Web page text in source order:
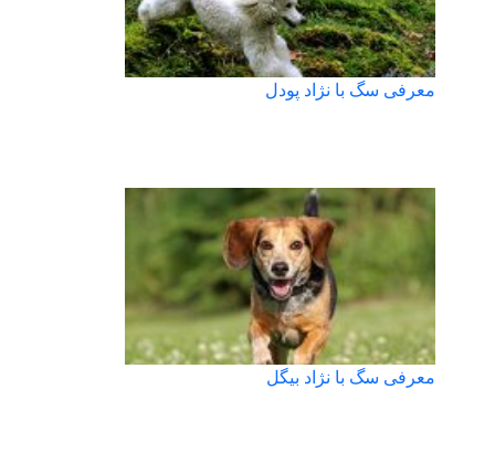
معرفی سگ با نژاد پودل
معرفی سگ با نژاد بیگل